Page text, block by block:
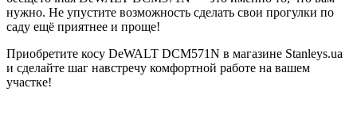
нужно. Не упустите возможность сделать свои прогулки по
саду ещё приятнее и проще!
Приобретите косу DeWALT DCM571N в магазине Stanleys.ua
и сделайте шаг навстречу комфортной работе на вашем
участке!